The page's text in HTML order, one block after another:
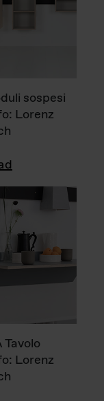
sospesi
Lorenz
Tavolo
Lorenz